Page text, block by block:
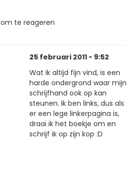
om te reageren
25 februari 2011 - 9:52
Wat ik altijd fijn vind, is een
harde ondergrond waar mijn
schrijfhand ook op kan
steunen. Ik ben links, dus als
er een lege linkerpagina is,
draai ik het boekje om en
schrijf ik op zijn kop :D